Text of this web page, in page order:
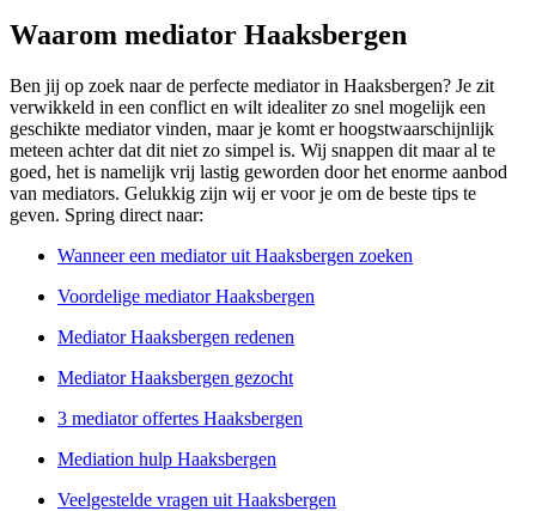
Waarom mediator Haaksbergen
Ben jij op zoek naar de perfecte mediator in Haaksbergen? Je zit
verwikkeld in een conflict en wilt idealiter zo snel mogelijk een
geschikte mediator vinden, maar je komt er hoogstwaarschijnlijk
meteen achter dat dit niet zo simpel is. Wij snappen dit maar al te
goed, het is namelijk vrij lastig geworden door het enorme aanbod
van mediators. Gelukkig zijn wij er voor je om de beste tips te
geven. Spring direct naar:
Wanneer een mediator uit Haaksbergen zoeken
Voordelige mediator Haaksbergen
Mediator Haaksbergen redenen
Mediator Haaksbergen gezocht
3 mediator offertes Haaksbergen
Mediation hulp Haaksbergen
Veelgestelde vragen uit Haaksbergen